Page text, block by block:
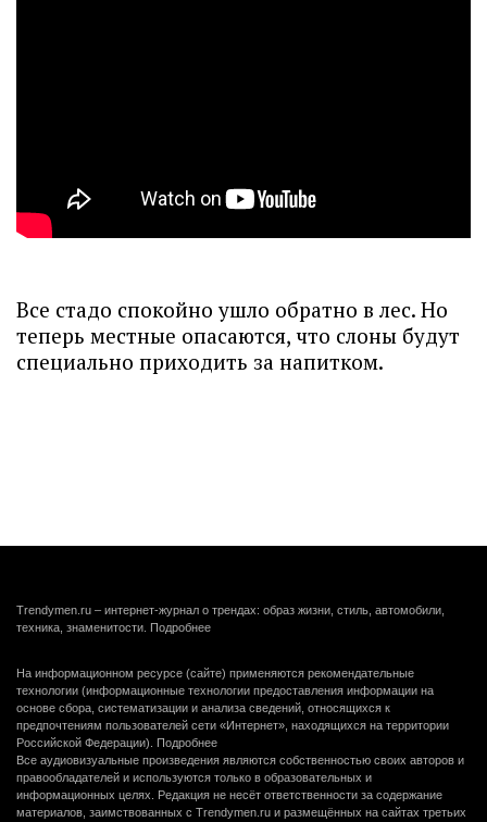
Все стадо спокойно ушло обратно в лес. Но
теперь местные опасаются, что слоны будут
специально приходить за напитком.
Trendymen.ru – интернет-журнал о трендах: образ жизни, стиль, автомобили,
техника, знаменитости. Подробнее
На информационном ресурсе (сайте) применяются рекомендательные
технологии (информационные технологии предоставления информации на
основе сбора, систематизации и анализа сведений, относящихся к
предпочтениям пользователей сети «Интернет», находящихся на территории
Российской Федерации). Подробнее
Все аудиовизуальные произведения являются собственностью своих авторов и
правообладателей и используются только в образовательных и
информационных целях. Редакция не несёт ответственности за содержание
материалов, заимствованных с Trendymen.ru и размещённых на сайтах третьих